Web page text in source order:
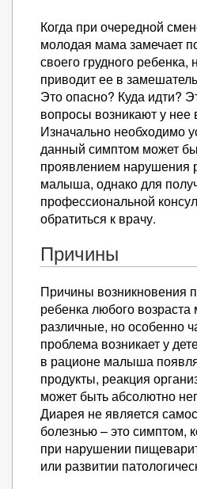
Когда при очередной
молодая мама замечает
своего грудного ребенка,
приводит ее в
Это опасно? Куда идти?
вопросы возникают у нее
Изначально необходимо
данный симптом может
проявлением нарушения
малыша, однако для
профессиональной
обратиться к врачу.
Причины
Причины возникновения
ребенка любого возраста
различные, но особенно
проблема возникает у
в рационе малыша
продукты, реакция
может быть абсолютно
Диарея не является
болезнью – это симптом,
при нарушении
или развитии